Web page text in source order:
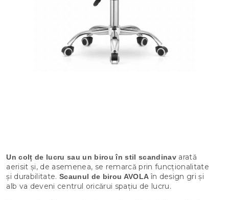
Un colț de lucru sau un birou în stil scandinavarată
aerisit și, de asemenea, se remarcă prin funcționalitate
și durabilitate. Scaunul de birou AVOLAîn design gri și
alb va deveni centrul oricărui spațiu de lucru.